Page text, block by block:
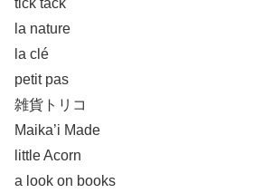
tick tack
la nature
la clé
petit pas
雑貨トリコ
Maika’i Made
little Acorn
a look on books